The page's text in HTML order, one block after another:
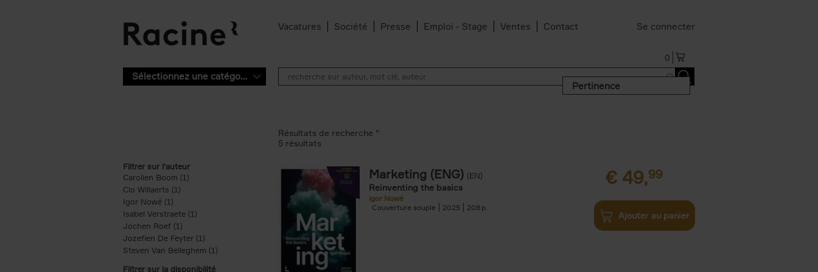
Vacatures Société Presse Emploi - Stage Ventes Contact Se connecter
0
Sélectionnez une catégorie
Pertinence
Filtrer sur l'auteur
Carolien Boom (1)
Clo Willaerts (1)
Igor Nowé (1)
Isabel Verstraete (1) Apply Isabel Verstraete filter
Jochen Roef (1)
Jozefien De Feyter (1) Apply Jozefien De Feyter filter
Steven Van Belleghem (1) Apply Steven Van Belleghem filter
Filtrer sur la disponibilité
Résultats de recherche ''
5 résultats
Marketing (ENG) (EN)
Reinventing the basics
Igor Nowé
Couverture souple
2025 208
€ 49,99
Ajouter au panier